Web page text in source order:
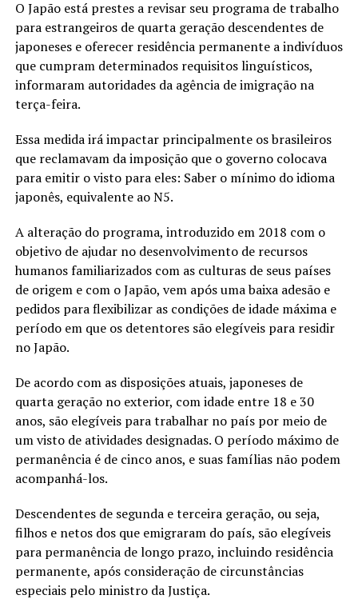
O Japão está prestes a revisar seu programa de trabalho
para estrangeiros de quarta geração descendentes de
japoneses e oferecer residência permanente a indivíduos
que cumpram determinados requisitos linguísticos,
informaram autoridades da agência de imigração na
terça-feira.
Essa medida irá impactar principalmente os brasileiros
que reclamavam da imposição que o governo colocava
para emitir o visto para eles: Saber o mínimo do idioma
japonês, equivalente ao N5.
A alteração do programa, introduzido em 2018 com o
objetivo de ajudar no desenvolvimento de recursos
humanos familiarizados com as culturas de seus países
de origem e com o Japão, vem após uma baixa adesão e
pedidos para flexibilizar as condições de idade máxima e
período em que os detentores são elegíveis para residir
no Japão.
De acordo com as disposições atuais, japoneses de
quarta geração no exterior, com idade entre 18 e 30
anos, são elegíveis para trabalhar no país por meio de
um visto de atividades designadas. O período máximo de
permanência é de cinco anos, e suas famílias não podem
acompanhá-los.
Descendentes de segunda e terceira geração, ou seja,
filhos e netos dos que emigraram do país, são elegíveis
para permanência de longo prazo, incluindo residência
permanente, após consideração de circunstâncias
especiais pelo ministro da Justiça.